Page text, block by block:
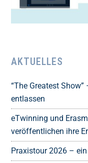
AKTUELLES
“The Greatest
entlassen
eTwinning und
veröffentlichen ihre
Praxistour 2026 –